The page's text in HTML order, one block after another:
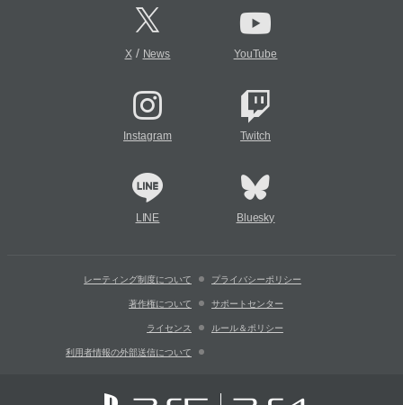
X/ News YouTube
Instagram Twitch
LINE Bluesky
レーティング制度について プライバシーポリシー
著作権について サポートセンター
ライセンス ルール＆ポリシー
利用者情報の外部送信について